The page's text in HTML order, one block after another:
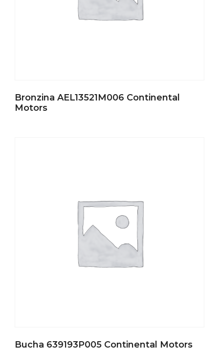
Bronzina AEL13521M006 Continental
Motors
Bucha 639193P005 Continental Motors